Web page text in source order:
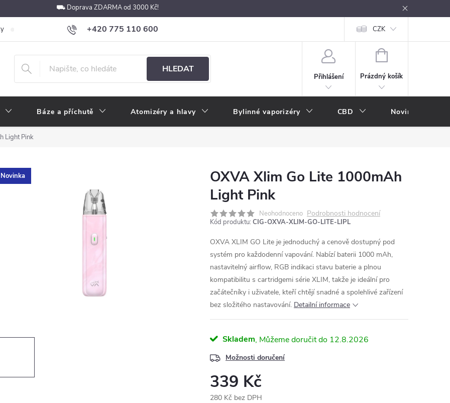
⛟ Doprava ZDARMA od 3000 Kč!
+420 775 110 600
obchod@e-cigarety.cz
Podmínky ochrany osobních údajů Velkoobchod Vše o e-kouření Nákupní rádce
CZK
HLEDAT
Přihlášení
NÁKUPNÍ
Prázdný košík
Báze a příchutě Atomizéry a hlavy Bylinné vaporizéry CBD Novinky
Light Pink
Novinka
OXVA Xlim Go Lite 1000mAh
Light Pink
Neohodnoceno Podrobnosti hodnocení
Kód produktu: CIG-OXVA-XLIM-GO-LITE-LIPL
OXVA XLIM GO Lite je jednoduchý a cenově dostupný pod
systém pro každodenní vapování. Nabízí baterii 1000 mAh,
nastavitelný airflow, RGB indikaci stavu baterie a plnou
kompatibilitu s cartridgemi série XLIM, takže je ideální pro
začátečníky i uživatele, kteří chtějí snadné a spolehlivé zařízení
bez složitého nastavování. Detailní informace
Skladem 12.8.2026
Možnosti doručení
339 Kč
280 Kč bez DPH